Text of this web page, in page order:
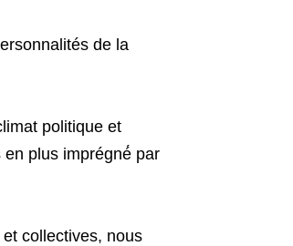
de la
politique et
plus imprégné́ par
collectives, nous